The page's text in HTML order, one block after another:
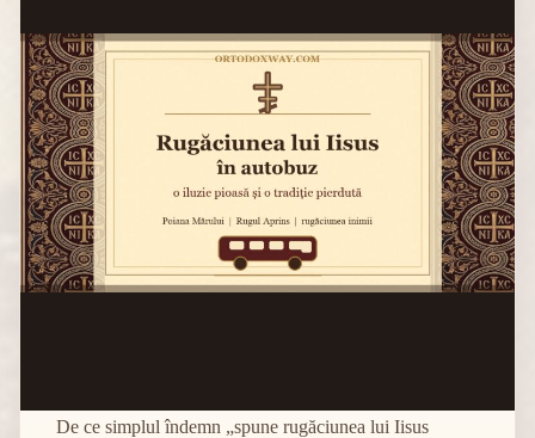
De ce simplul îndemn „spune rugăciunea lui Iisus